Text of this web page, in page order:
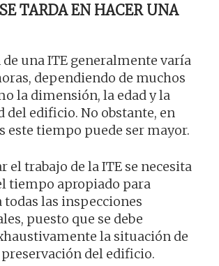
TARDA EN HACER UNA
una ITE generalmente varía
dependiendo de muchos
la dimensión, la edad y la
del edificio. No obstante, en
este tiempo puede ser mayor.
el trabajo de la ITE se necesita
tiempo apropiado para
todas las inspecciones
puesto que se debe
la situación de
del edificio.